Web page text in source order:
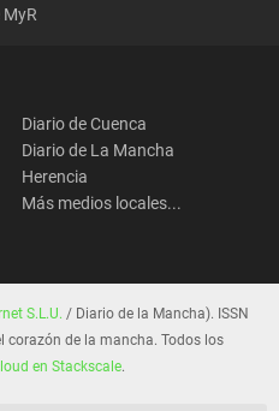
MyR
Diario de Cuenca
Diario de La Mancha
Herencia
Más medios locales...
S.L.U. / Diario de la Mancha). ISSN
corazón de la mancha. Todos los
en Stackscale.